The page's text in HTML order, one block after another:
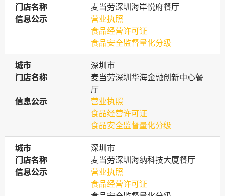
门店名称
门店名称
麦当劳深圳海岸悦府餐厅
信息公示
信息公示
营业执照
食品经营许可证
食品安全监督量化分级
城市
城市
深圳市
门店名称
门店名称
麦当劳深圳华海金融创新中心餐
厅
信息公示
信息公示
营业执照
食品经营许可证
食品安全监督量化分级
城市
城市
深圳市
门店名称
门店名称
麦当劳深圳海纳科技大厦餐厅
信息公示
信息公示
营业执照
食品经营许可证